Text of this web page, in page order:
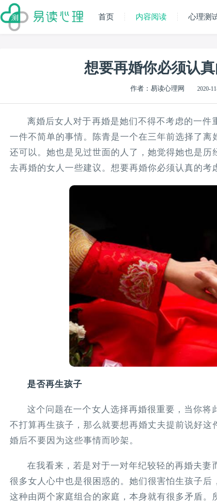
首页 内容阅读 心理测
想要再婚你必须认
作者：易读心理网 2020-
离婚后女人对于再婚是她们不得不考虑的一
一件不简单的事情。陈青是一个在三年前选择了
还可以。她也是见过世面的人了，她觉得她也是
去再婚的女人一些建议。想要再婚你必须认真的考
是否再生孩子
这个问题在一个女人选择再婚很重要，当你
不打算再生孩子，那么就要想再婚丈夫提前说好
婚后不要因为这些事情而吵架。
在我看来，若是对于一对年纪较轻的再婚夫
很多女人心中也是很困惑的。她们很害怕生孩子
这种由两个家庭组合的家庭，本身就有很多矛盾。